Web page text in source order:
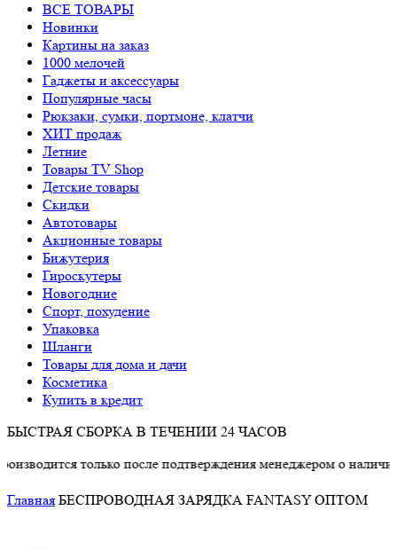
ВСЕ ТОВАРЫ
Новинки
Картины на заказ
1000 мелочей
Гаджеты и аксессуары
Популярные часы
Рюкзаки, сумки, портмоне, клатчи
ХИТ продаж
Летние
Товары TV Shop
Детские товары
Cкидки
Автотовары
Акционные товары
Бижутерия
Гироскутеры
Новогодние
Спорт, похудение
Упаковка
Шланги
Товары для дома и дачи
Косметика
Купить в кредит
БЫСТРАЯ СБОРКА В ТЕЧЕНИИ 24 ЧАСОВ
только после подтверждения менеджером о наличии товара.
Главная БЕСПРОВОДНАЯ ЗАРЯДКА FANTASY ОПТОМ